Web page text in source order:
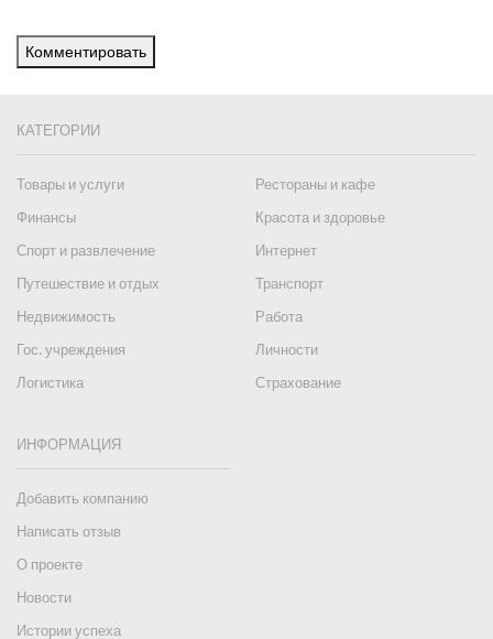
Комментировать
КАТЕГОРИИ
Товары и услуги
Рестораны и кафе
Финансы
Красота и здоровье
Спорт и развлечение
Интернет
Путешествие и отдых
Транспорт
Недвижимость
Работа
Гос. учреждения
Личности
Логистика
Страхование
ИНФОРМАЦИЯ
Добавить компанию
Написать отзыв
О проекте
Новости
Истории успеха